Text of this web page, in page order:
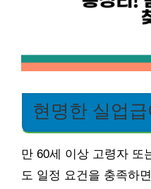
현명한 실업
만 60세 이상 고령자 또
도 일정 요건을 충족하